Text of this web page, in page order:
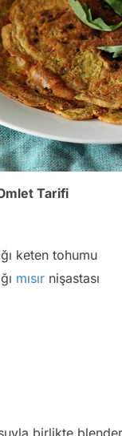
Tarifi
keten tohumu
mısır nişastası